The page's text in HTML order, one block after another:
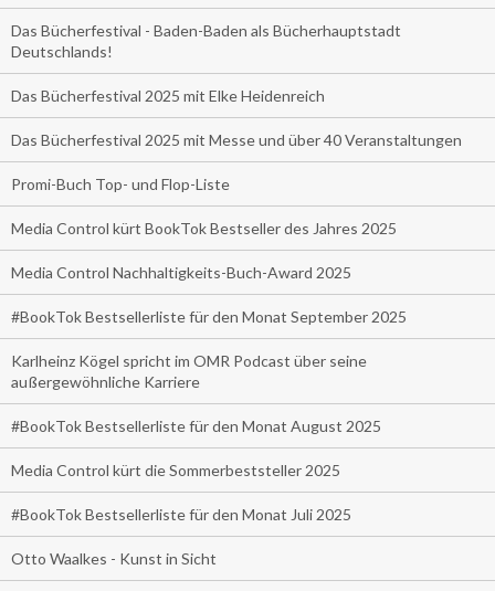
Das Bücherfestival - Baden-Baden als Bücherhauptstadt
Deutschlands!
Das Bücherfestival 2025 mit Elke Heidenreich
Das Bücherfestival 2025 mit Messe und über 40 Veranstaltungen
Promi-Buch Top- und Flop-Liste
Media Control kürt BookTok Bestseller des Jahres 2025
Media Control Nachhaltigkeits-Buch-Award 2025
#BookTok Bestsellerliste für den Monat September 2025
Karlheinz Kögel spricht im OMR Podcast über seine
außergewöhnliche Karriere
#BookTok Bestsellerliste für den Monat August 2025
Media Control kürt die Sommerbeststeller 2025
#BookTok Bestsellerliste für den Monat Juli 2025
Otto Waalkes - Kunst in Sicht